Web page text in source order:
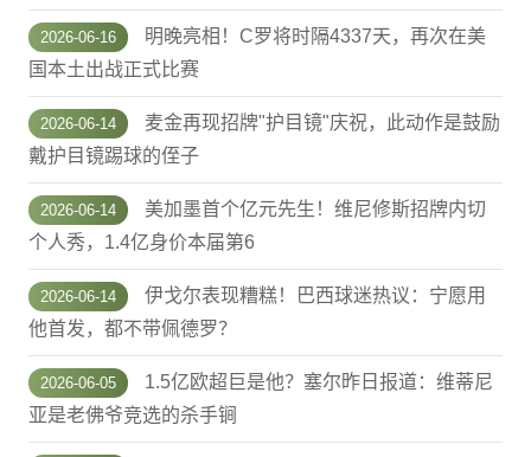
2026-06-16
明晚亮相！C罗将时隔4337天，再次在美
国本土出战正式比赛
2026-06-14
麦金再现招牌"护目镜"庆祝，此动作是鼓励
戴护目镜踢球的侄子
2026-06-14
美加墨首个亿元先生！维尼修斯招牌内切
个人秀，1.4亿身价本届第6
2026-06-14
伊戈尔表现糟糕！巴西球迷热议：宁愿用
他首发，都不带佩德罗？
2026-06-05
1.5亿欧超巨是他？塞尔昨日报道：维蒂尼
亚是老佛爷竞选的杀手锏